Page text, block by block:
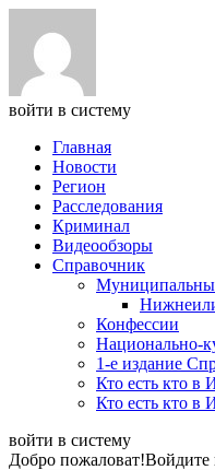
войти в систему
Главная
Новости
Регион
Расследования
Криминал
Видеообзоры
Справочник
Конфессии
Национально-
1-е издание
Кто есть кто в
Кто есть кто в
войти в систему
Добро пожаловат!Войдите